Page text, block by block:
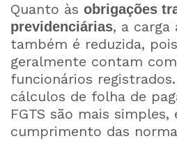
Quanto às obrigações
previdenciárias, a carga
também é reduzida,
geralmente contam
funcionários
cálculos de folha de
FGTS são mais simples,
cumprimento das